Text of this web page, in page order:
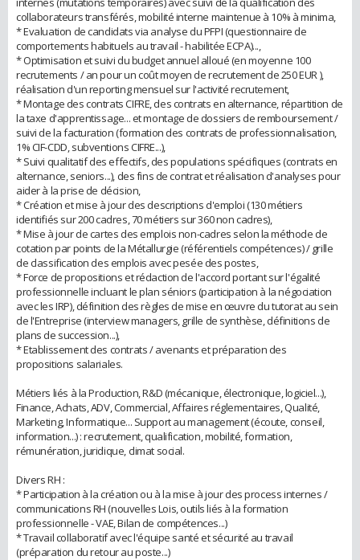
collaborateurs transférés, mobilité interne maintenue à 10% à minima,
* Evaluation de candidats via analyse du PFPI (questionnaire de
comportements habituels au travail - habilitée ECPA)...,
* Optimisation et suivi du budget annuel alloué (en moyenne 100
recrutements / an pour un coût moyen de recrutement de 250 EUR ),
réalisation d'un reporting mensuel sur l'activité recrutement,
* Montage des contrats CIFRE, des contrats en alternance, répartition de
la taxe d'apprentissage... et montage de dossiers de remboursement /
suivi de la facturation (formation des contrats de professionnalisation,
1% CIF-CDD, subventions CIFRE...),
* Suivi qualitatif des effectifs, des populations spécifiques (contrats en
alternance, seniors...), des fins de contrat et réalisation d'analyses pour
aider à la prise de décision,
* Création et mise à jour des descriptions d'emploi (130 métiers
identifiés sur 200 cadres, 70 métiers sur 360 non cadres),
* Mise à jour de cartes des emplois non-cadres selon la méthode de
cotation par points de la Métallurgie (référentiels compétences) / grille
de classification des emplois avec pesée des postes,
* Force de propositions et rédaction de l'accord portant sur l'égalité
professionnelle incluant le plan séniors (participation à la négociation
avec les IRP), définition des règles de mise en œuvre du tutorat au sein
de l'Entreprise (interview managers, grille de synthèse, définitions de
plans de succession...),
* Etablissement des contrats / avenants et préparation des
propositions salariales.
Métiers liés à la Production, R&D (mécanique, électronique, logiciel...),
Finance, Achats, ADV, Commercial, Affaires réglementaires, Qualité,
Marketing, Informatique... Support au management (écoute, conseil,
information...) : recrutement, qualification, mobilité, formation,
rémunération, juridique, climat social.
Divers RH :
* Participation à la création ou à la mise à jour des process internes /
communications RH (nouvelles Lois, outils liés à la formation
professionnelle - VAE, Bilan de compétences...)
* Travail collaboratif avec l'équipe santé et sécurité au travail
(préparation du retour au poste...)